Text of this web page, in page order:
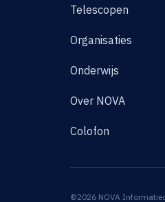
Telescopen
Organisaties
Onderwijs
Over NOVA
Colofon
©2026 NOVA